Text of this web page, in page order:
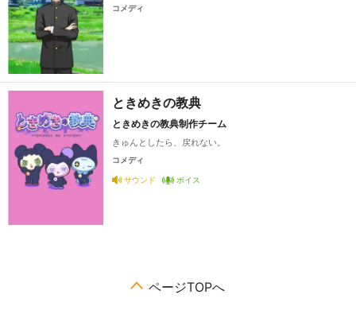
コメディ
ときめきの教典
ときめきの教典制作チーム
きゅんとしたら、戻れない。
コメディ
サウンド ボイス
ページTOPへ